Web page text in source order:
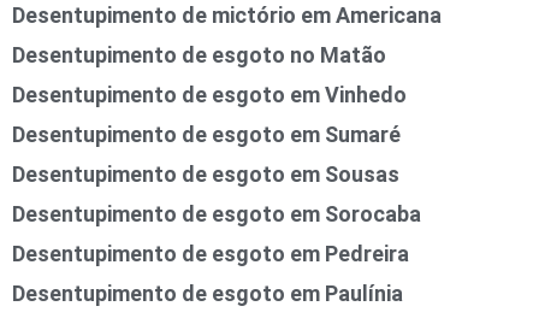
Desentupimento de mictório em Americana
Desentupimento de esgoto no Matão
Desentupimento de esgoto em Vinhedo
Desentupimento de esgoto em Sumaré
Desentupimento de esgoto em Sousas
Desentupimento de esgoto em Sorocaba
Desentupimento de esgoto em Pedreira
Desentupimento de esgoto em Paulínia